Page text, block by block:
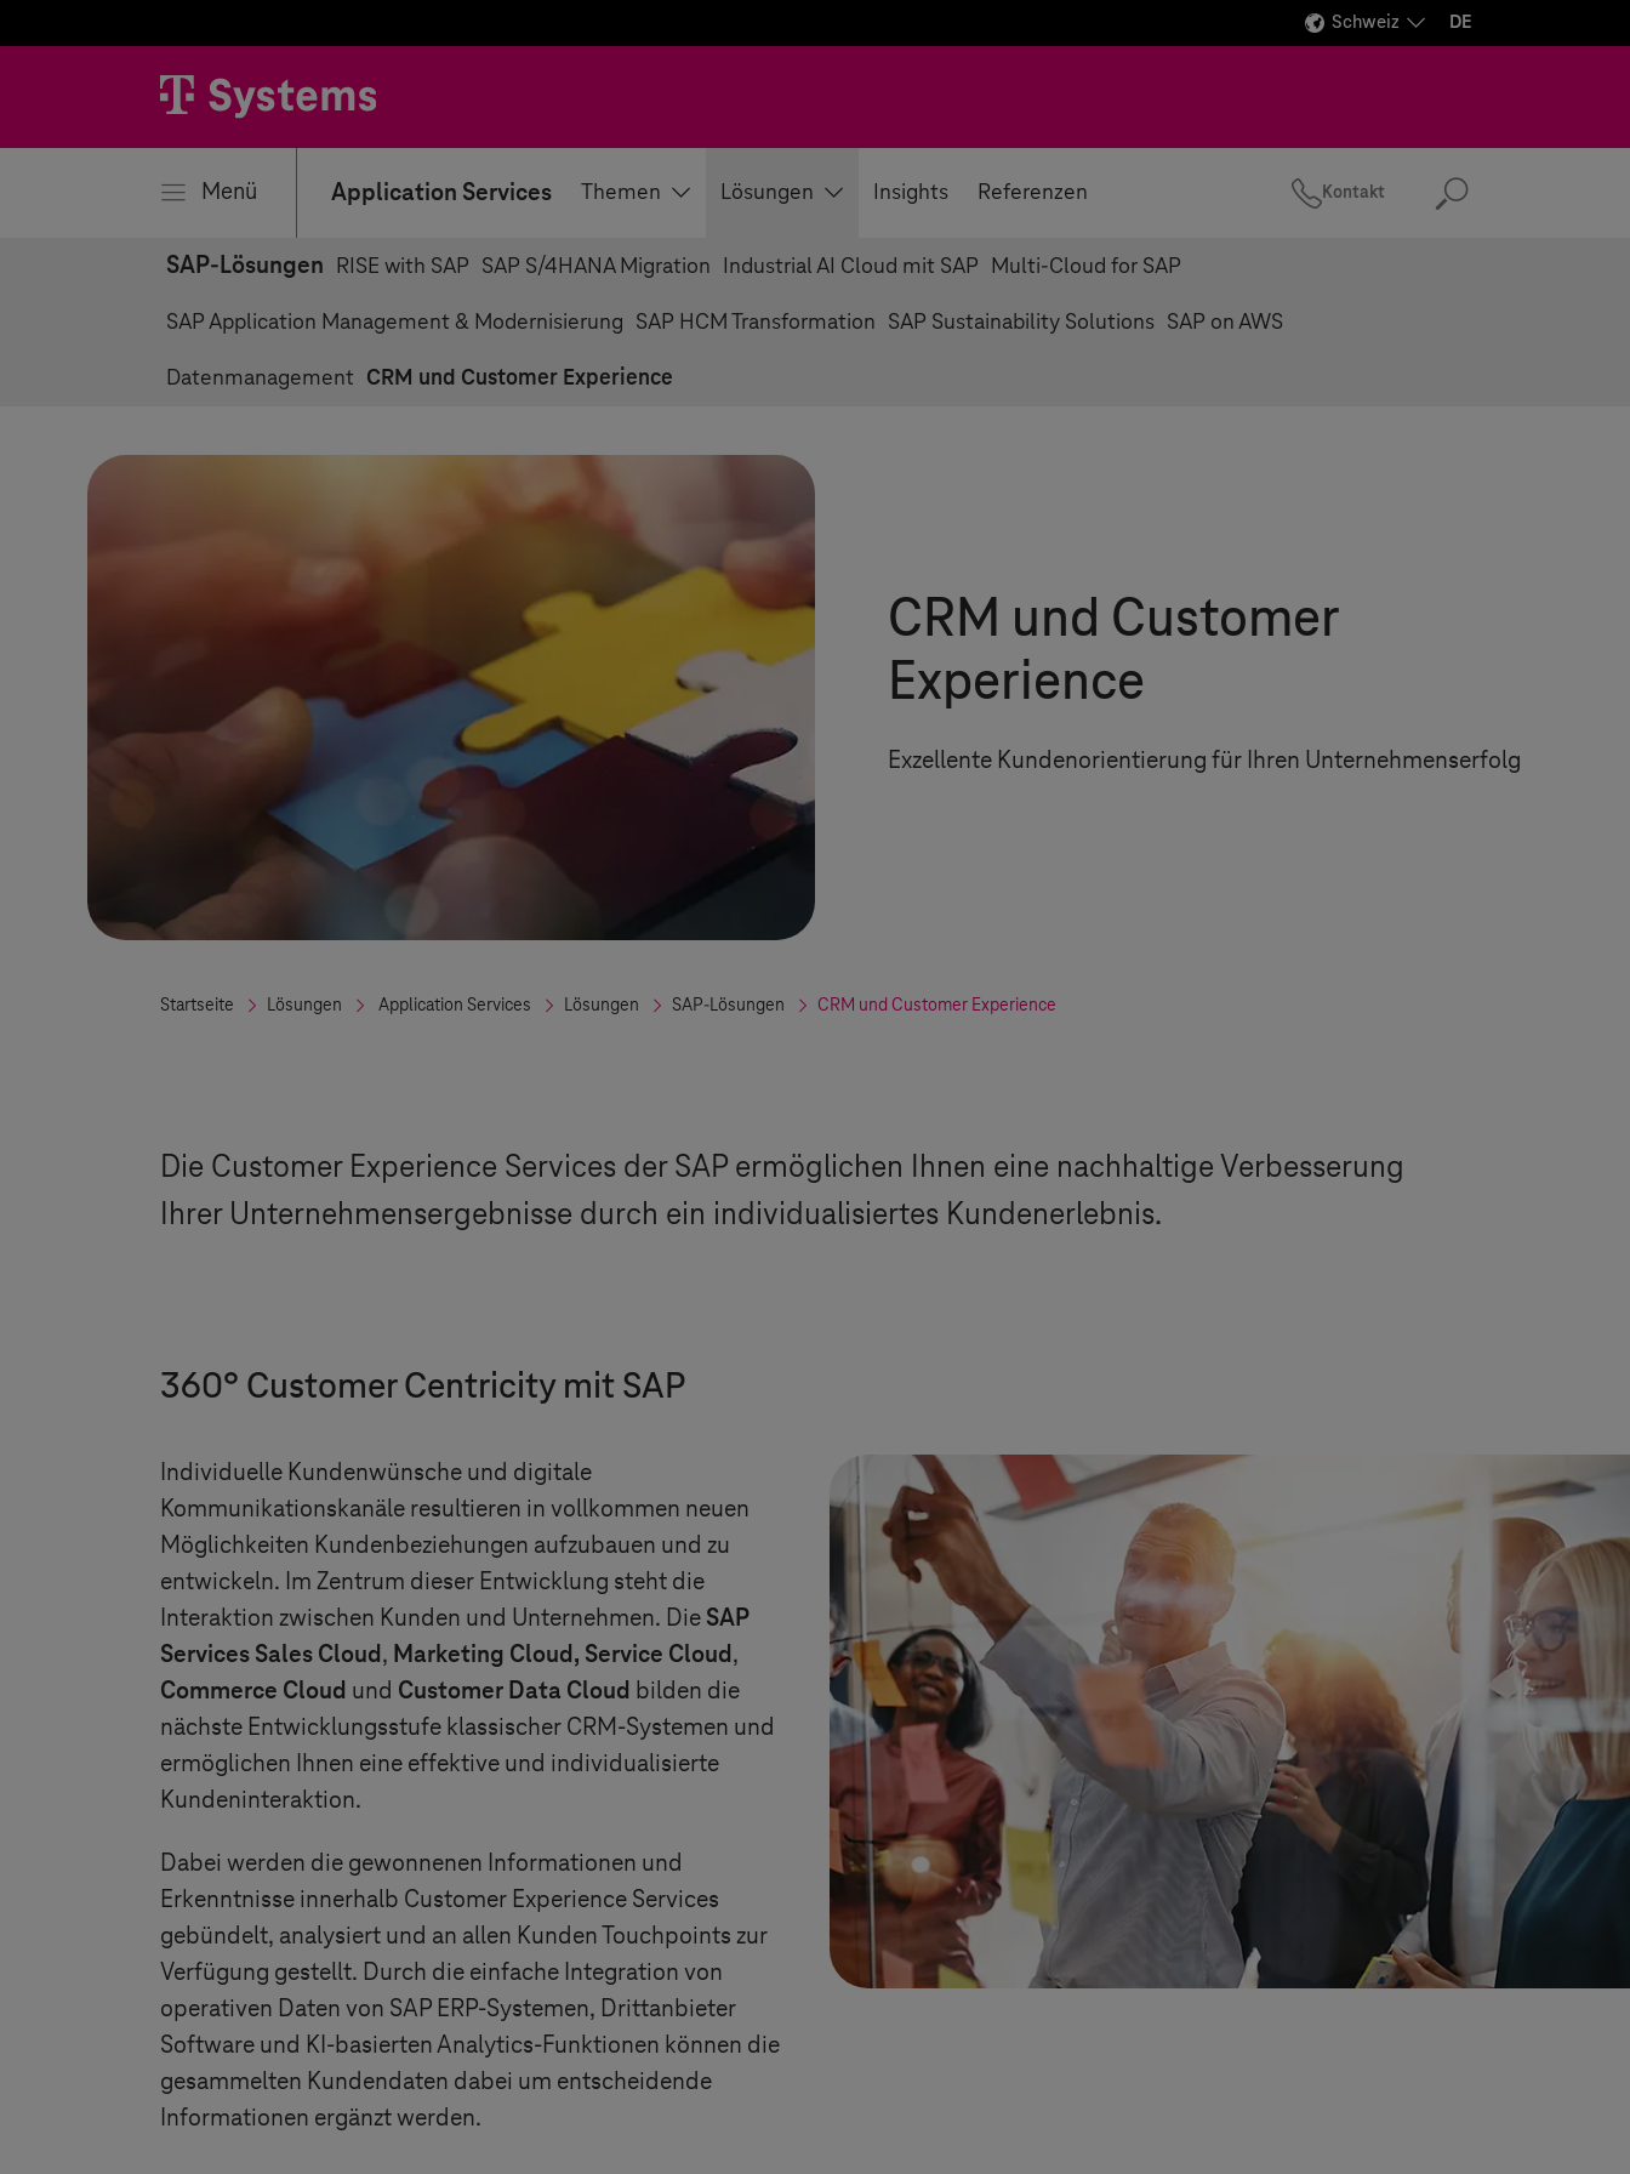
Schweiz DE
Menü Application Services Themen Lösungen Insights Referenzen Kontakt Suchen
SAP-Lösungen RISE with SAP SAP S/4HANA Migration Industrial AI Cloud mit SAP Multi-Cloud for SAP
SAP Application Management & Modernisierung SAP HCM Transformation SAP Sustainability Solutions SAP on AWS
Datenmanagement CRM und Customer Experience
CRM und Customer
Experience
Exzellente Kundenorientierung für Ihren Unternehmenserfolg
Startseite Lösungen Application Services Lösungen SAP-Lösungen CRM und Customer Experience
Die Customer Experience Services der SAP ermöglichen Ihnen eine nachhaltige Verbesserung
Ihrer Unternehmensergebnisse durch ein individualisiertes Kundenerlebnis.
360° Customer Centricity mit SAP
Individuelle Kundenwünsche und digitale
Kommunikationskanäle resultieren in vollkommen neuen
Möglichkeiten Kundenbeziehungen aufzubauen und zu
entwickeln. Im Zentrum dieser Entwicklung steht die
Interaktion zwischen Kunden und Unternehmen. Die SAP
Services Sales Cloud , Marketing Cloud, Service Cloud ,
Commerce Cloud und Customer Data Cloud bilden die
nächste Entwicklungsstufe klassischer CRM-Systemen und
ermöglichen Ihnen eine effektive und individualisierte
Kundeninteraktion.
Dabei werden die gewonnenen Informationen und
Erkenntnisse innerhalb Customer Experience Services
gebündelt, analysiert und an allen Kunden Touchpoints zur
Verfügung gestellt. Durch die einfache Integration von
operativen Daten von SAP ERP-Systemen, Drittanbieter
Software und KI-basierten Analytics-Funktionen können die
gesammelten Kundendaten dabei um entscheidende
Informationen ergänzt werden.